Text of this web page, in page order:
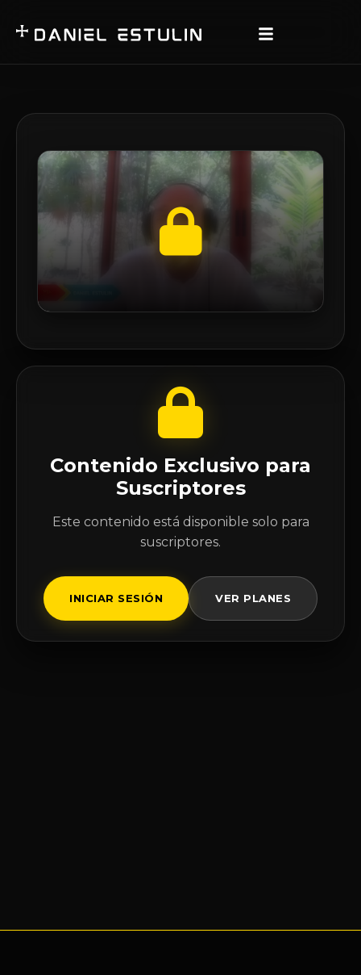
Contenido Exclusivo para
Suscriptores
Este contenido está disponible solo para
suscriptores.
INICIAR SESIÓN VER PLANES